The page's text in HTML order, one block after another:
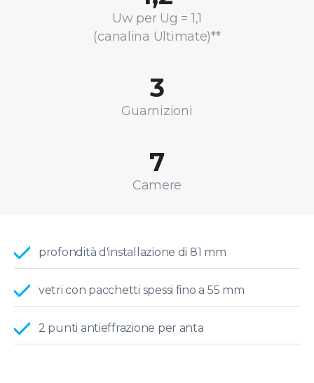
Uw per Ug = 1,1
(canalina Ultimate)**
3
Guarnizioni
7
Camere
profondità d'installazione di 81 mm
vetri con pacchetti spessi fino a 55 mm
2 punti antieffrazione per anta